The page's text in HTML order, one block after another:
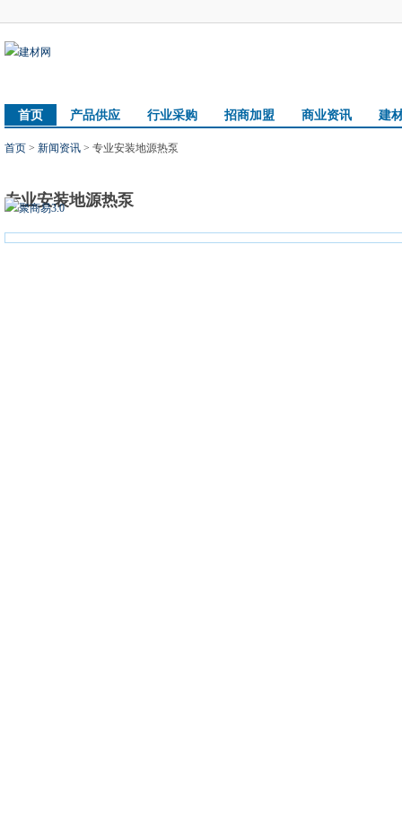
首页 产品供应 行业采购 招商加盟 商业资讯 建
首页 > 新闻资讯 > 专业安装地源热泵
专业安装地源热泵